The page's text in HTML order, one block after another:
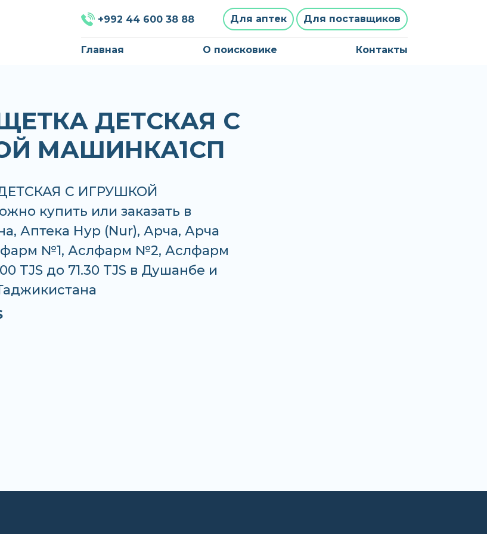
+992 44 600 38 88 Для аптек Для поставщиков
Главная О поисковике Контакты
ДЕТСКАЯ С
МАШИНКА1СП
С ИГРУШКОЙ
купить или заказать в
Аптека Нур (Nur), Арча, Арча
№1, Аслфарм №2, Аслфарм
TJS до 71.30 TJS в Душанбе и